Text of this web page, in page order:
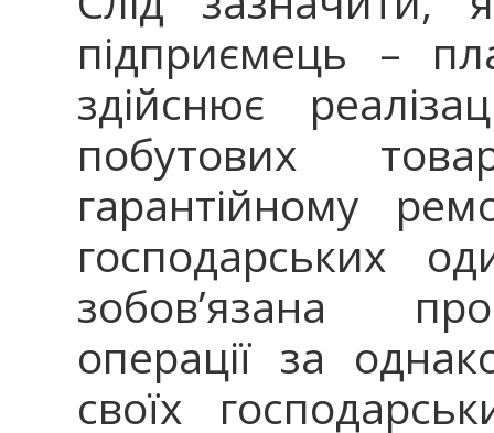
підприємець –
здійснює
побутових
гарантійному
господарських
зобов’язана
операції за
своїх